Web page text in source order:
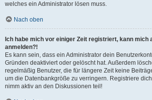
welches ein Administrator lösen muss.
Nach oben
Ich habe mich vor einiger Zeit registriert, kann mich
anmelden?!
Es kann sein, dass ein Administrator dein
Gründen deaktiviert oder gelöscht hat. Außerdem
regelmäßig Benutzer, die für längere Zeit keine
um die Datenbankgröße zu verringern. Registriere
nimm aktiv an den Diskussionen teil!